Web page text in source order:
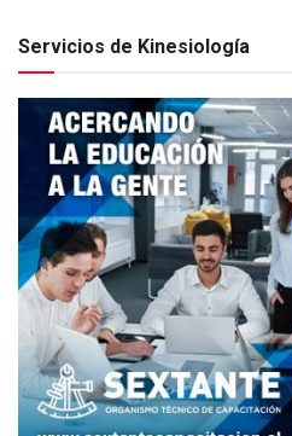
Servicios de Kinesiología